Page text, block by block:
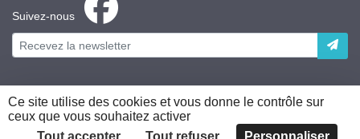
Suivez-nous
Plateforme développée en France par HACKTIV
Ce site utilise des cookies et vous donne le contrôle sur
ceux que vous souhaitez activer
Tout accepter
Tout refuser Personnaliser